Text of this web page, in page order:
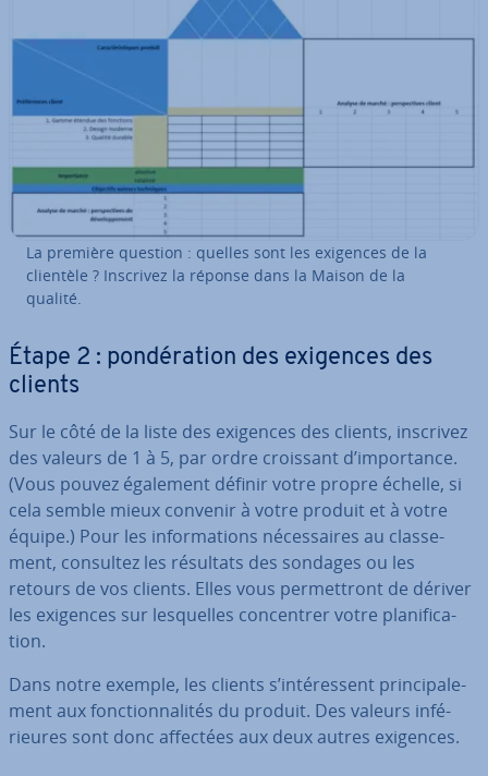
La première question : quelles sont les exigences de la
clientèle ? Inscrivez la réponse dans la Maison de la
qualité.
Étape 2 : pon­dé­ra­tion des exigences des
clients
Sur le côté de la liste des exigences des clients, inscrivez
des valeurs de 1 à 5, par ordre croissant d’im­por­tance.
(Vous pouvez également définir votre propre échelle, si
cela semble mieux convenir à votre produit et à votre
équipe.) Pour les in­for­ma­tions né­ces­saires au clas­se­
ment, consultez les résultats des sondages ou les
retours de vos clients. Elles vous per­met­tront de dériver
les exigences sur les­quelles con­cen­trer votre pla­ni­fi­ca­
tion.
Dans notre exemple, les clients s’in­té­res­sent prin­ci­pa­le­
ment aux fonc­tion­na­li­tés du produit. Des valeurs in­fé­
rieures sont donc affectées aux deux autres exigences.